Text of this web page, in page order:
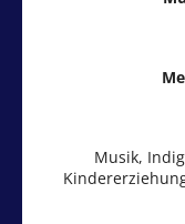
Musik,